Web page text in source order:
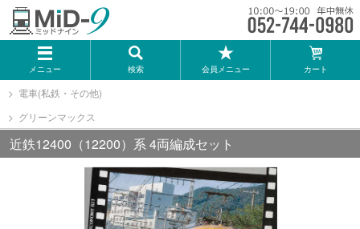
メニュー 検索 会員メニュー カート
メーカー一覧
TOMIX
KATO
GREENMAX
トミーテック
電車(私鉄・その他)
グリーンマックス
近鉄12400（12200）系 4両編成セット